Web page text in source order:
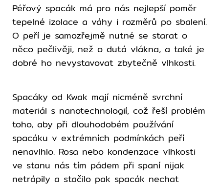
Péřový spacák má pro nás nejlepší poměr
tepelné izolace a váhy i rozměrů po sbalení.
O peří je samozřejmě nutné se starat o
něco pečlivěji, než o dutá vlákna, a také je
dobré ho nevystavovat zbytečně vlhkosti.
Spacáky od Kwak mají nicméně svrchní
materiál s nanotechnologií, což řeší problém
toho, aby při dlouhodobém používání
spacáku v extrémních podmínkách peří
nenavlhlo. Rosa nebo kondenzace vlhkosti
ve stanu nás tím pádem při spaní nijak
netrápily a stačilo pak spacák nechat